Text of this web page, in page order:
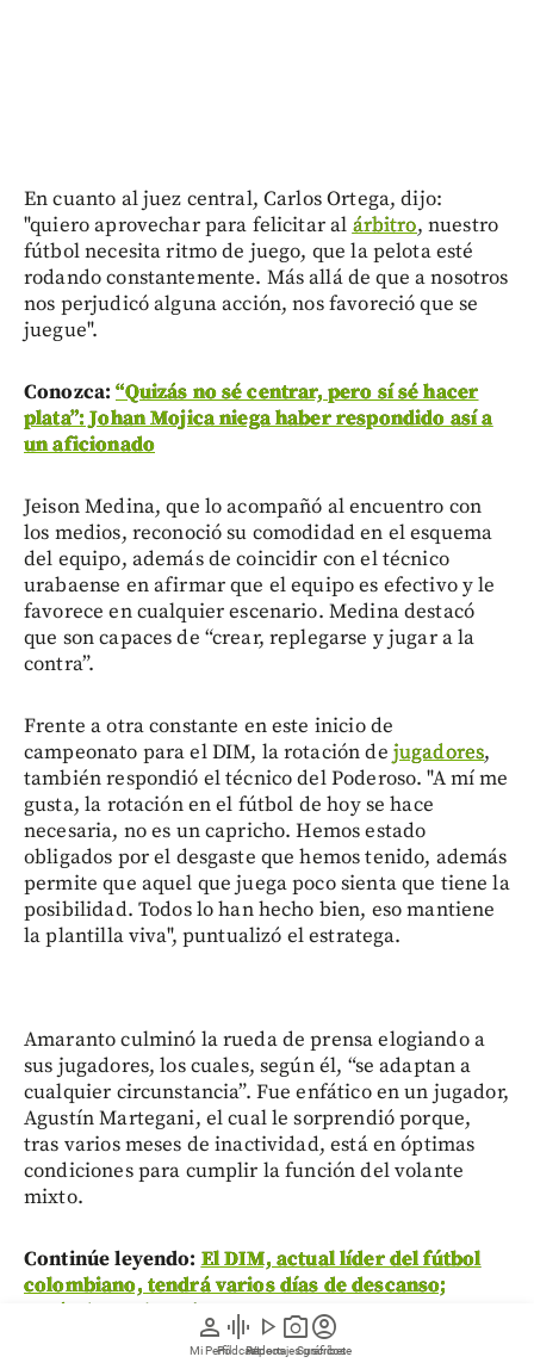
person
Mi Perfil
graphic_eq
Pódcast
play_arrow
Videos
photo_camera
Reportajes gráficos
account_circle
Suscríbete
En cuanto al juez central, Carlos Ortega, dijo:
"quiero aprovechar para felicitar al árbitro, nuestro
fútbol necesita ritmo de juego, que la pelota esté
rodando constantemente. Más allá de que a nosotros
nos perjudicó alguna acción, nos favoreció que se
juegue".
Conozca:“Quizás no sé centrar, pero sí sé hacer
plata”: Johan Mojica niega haber respondido así a
un aficionado
Jeison Medina, que lo acompañó al encuentro con
los medios, reconoció su comodidad en el esquema
del equipo, además de coincidir con el técnico
urabaense en afirmar que el equipo es efectivo y le
favorece en cualquier escenario. Medina destacó
que son capaces de “crear, replegarse y jugar a la
contra”.
Frente a otra constante en este inicio de
campeonato para el DIM, la rotación de jugadores,
también respondió el técnico del Poderoso. "A mí me
gusta, la rotación en el fútbol de hoy se hace
necesaria, no es un capricho. Hemos estado
obligados por el desgaste que hemos tenido, además
permite que aquel que juega poco sienta que tiene la
posibilidad. Todos lo han hecho bien, eso mantiene
la plantilla viva", puntualizó el estratega.
Amaranto culminó la rueda de prensa elogiando a
sus jugadores, los cuales, según él, “se adaptan a
cualquier circunstancia”. Fue enfático en un jugador,
Agustín Martegani, el cual le sorprendió porque,
tras varios meses de inactividad, está en óptimas
condiciones para cumplir la función del volante
mixto.
Continúe leyendo: El DIM, actual líder del fútbol
colombiano, tendrá varios días de descanso;
¿cuándo vuelve a jugar?